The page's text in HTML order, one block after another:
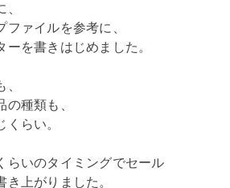
ファイルを参考に、
ーを書きはじめました。
の種類も、
くらい。
らいのタイミングでセール
き上がりました。